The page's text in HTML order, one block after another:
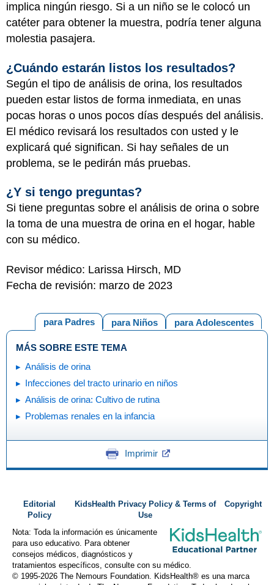
implica ningún riesgo. Si a un niño se le colocó un
catéter para obtener la muestra, podría tener alguna
molestia pasajera.
¿Cuándo estarán listos los resultados?
Según el tipo de análisis de orina, los resultados
pueden estar listos de forma inmediata, en unas
pocas horas o unos pocos días después del análisis.
El médico revisará los resultados con usted y le
explicará qué significan. Si hay señales de un
problema, se le pedirán más pruebas.
¿Y si tengo preguntas?
Si tiene preguntas sobre el análisis de orina o sobre
la toma de una muestra de orina en el hogar, hable
con su médico.
Revisor médico: Larissa Hirsch, MD
Fecha de revisión: marzo de 2023
para Adolescentes
para Niños
para Padres
MÁS SOBRE ESTE TEMA
Análisis de orina
Infecciones del tracto urinario en niños
Análisis de orina: Cultivo de rutina
Problemas renales en la infancia
Imprimir
Editorial
Policy
KidsHealth Privacy Policy & Terms of
Use
Copyright
Nota: Toda la información es únicamente
para uso educativo. Para obtener
consejos médicos, diagnósticos y
tratamientos específicos, consulte con su médico.
© 1995-2026 The Nemours Foundation. KidsHealth® es una marca